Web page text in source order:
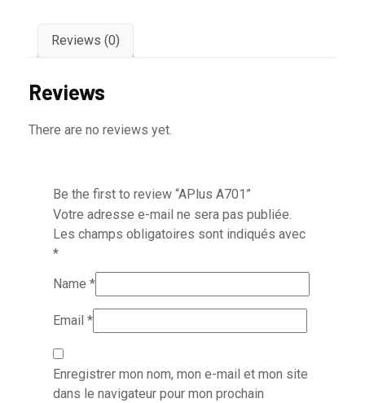
Reviews (0)
Reviews
There are no reviews yet.
Be the first to review “APlus A701”
Votre adresse e-mail ne sera pas publiée.
Les champs obligatoires sont indiqués avec
*
Name *
Email *
Enregistrer mon nom, mon e-mail et mon site
dans le navigateur pour mon prochain